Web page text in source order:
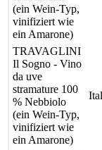
(ein Wein-Typ,
vinifiziert wie
ein Amarone)
TRAVAGLINI
Il Sogno - Vino
da uve
stramature 100
% Nebbiolo
(ein Wein-Typ,
vinifiziert wie
ein Amarone)